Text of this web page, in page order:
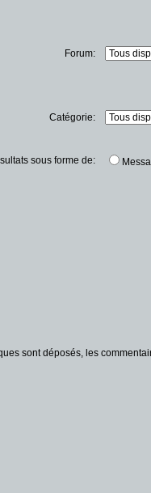
Forum:
Catégorie:
sous forme de:
sont déposés, les